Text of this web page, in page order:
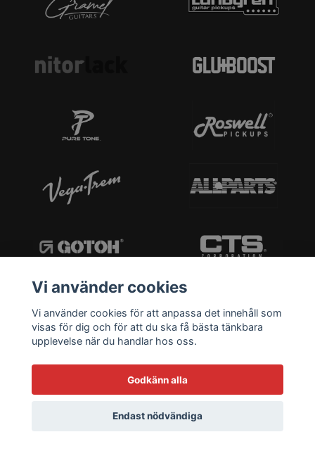
Vi använder cookies
Vi använder cookies för att anpassa det innehåll som
visas för dig och för att du ska få bästa tänkbara
upplevelse när du handlar hos oss.
Godkänn alla
Endast nödvändiga